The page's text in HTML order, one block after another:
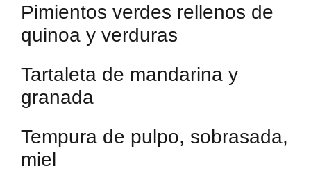
Pimientos verdes rellenos de
quinoa y verduras
Tartaleta de mandarina y
granada
Tempura de pulpo, sobrasada,
miel